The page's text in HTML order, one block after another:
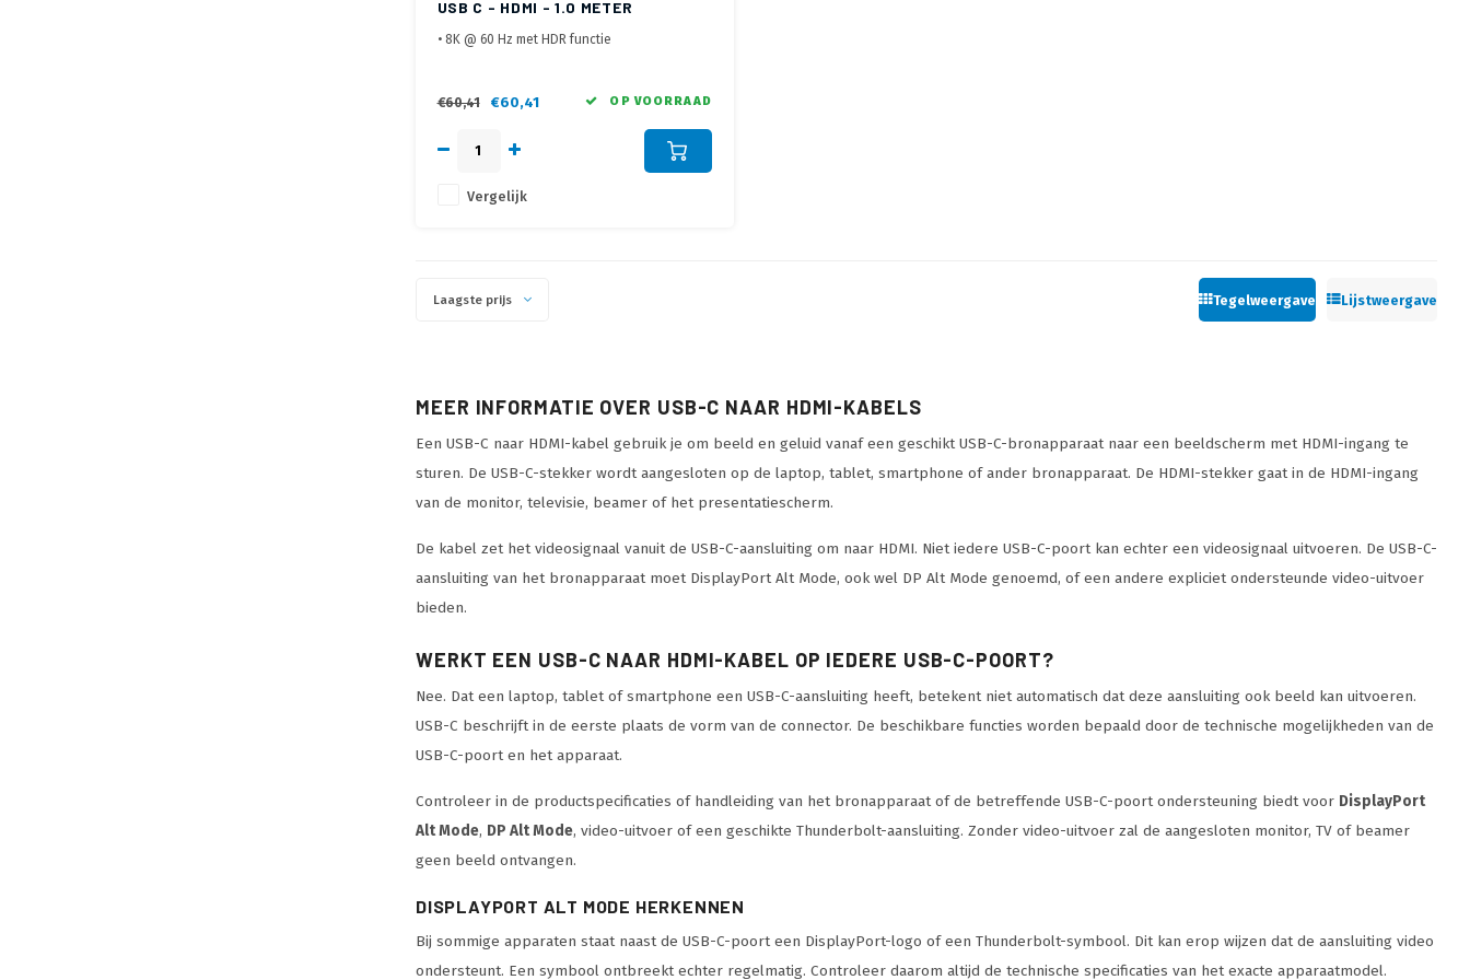
USB C - HDMI - 1.0 METER
• 8K @ 60 Hz met HDR functie
• USB-C™ or Thunderbolt™ 3
€60,41 €60,41 OP VOORRAAD
Vergelijk
Laagste prijs Tegelweergave Lijstweergave
MEER INFORMATIE OVER USB-C NAAR HDMI-KABELS
Een USB-C naar HDMI-kabel gebruik je om beeld en geluid vanaf een geschikt USB-C-bronapparaat naar een beeldscherm met HDMI-ingang te
sturen. De USB-C-stekker wordt aangesloten op de laptop, tablet, smartphone of ander bronapparaat. De HDMI-stekker gaat in de HDMI-ingang
van de monitor, televisie, beamer of het presentatiescherm.
De kabel zet het videosignaal vanuit de USB-C-aansluiting om naar HDMI. Niet iedere USB-C-poort kan echter een videosignaal uitvoeren. De USB-C-
aansluiting van het bronapparaat moet DisplayPort Alt Mode, ook wel DP Alt Mode genoemd, of een andere expliciet ondersteunde video-uitvoer
bieden.
WERKT EEN USB-C NAAR HDMI-KABEL OP IEDERE USB-C-POORT?
Nee. Dat een laptop, tablet of smartphone een USB-C-aansluiting heeft, betekent niet automatisch dat deze aansluiting ook beeld kan uitvoeren.
USB-C beschrijft in de eerste plaats de vorm van de connector. De beschikbare functies worden bepaald door de technische mogelijkheden van de
USB-C-poort en het apparaat.
Controleer in de productspecificaties of handleiding van het bronapparaat of de betreffende USB-C-poort ondersteuning biedt voor DisplayPort
Alt Mode, DP Alt Mode, video-uitvoer of een geschikte Thunderbolt-aansluiting. Zonder video-uitvoer zal de aangesloten monitor, TV of beamer
geen beeld ontvangen.
DISPLAYPORT ALT MODE HERKENNEN
Bij sommige apparaten staat naast de USB-C-poort een DisplayPort-logo of een Thunderbolt-symbool. Dit kan erop wijzen dat de aansluiting video
ondersteunt. Een symbool ontbreekt echter regelmatig. Controleer daarom altijd de technische specificaties van het exacte apparaatmodel.